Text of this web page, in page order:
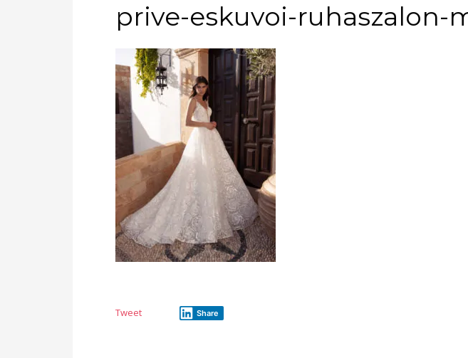
prive-eskuvoi-ruhaszalon-
Tweet Share